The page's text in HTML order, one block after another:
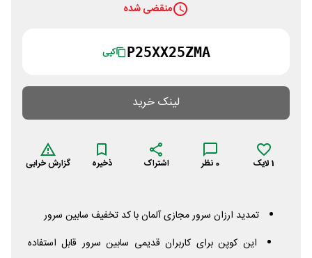
منقضی شده
P25XX25ZMA کپی
لینک خرید
1لایک 0 نظر اشتراک ذخیره گزارش خرابی
تمدید ارزان سرور مجازی آلمان با کد تخفیف سابین سرور
این کوپن برای کاربران قدیمی سابین سرور قابل استفاده